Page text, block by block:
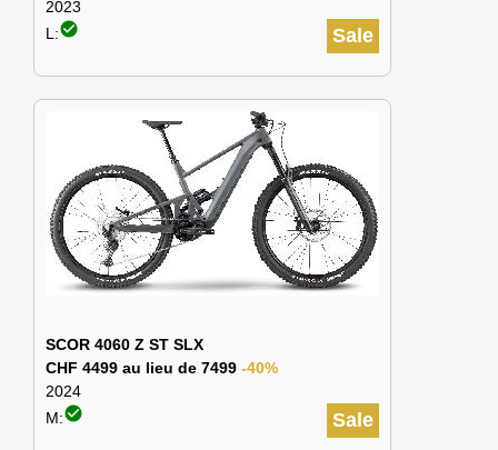
2023
Sale
L:check_circle
SCOR 4060 Z ST SLX
CHF 4499 au lieu de 7499 -40%
2024
Sale
M:check_circle